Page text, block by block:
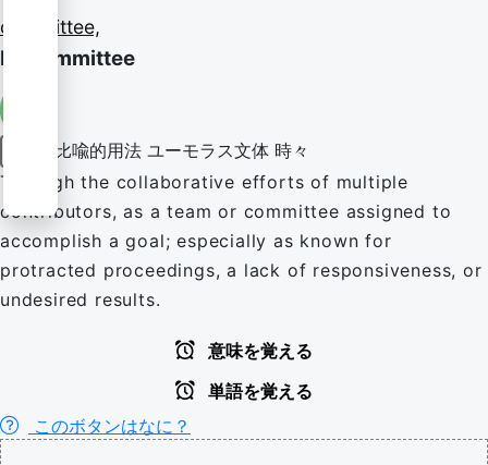
committee,
by committee
比喩的用法 ユーモラス文体 時々
Through the collaborative efforts of multiple
contributors, as a team or committee assigned to
accomplish a goal; especially as known for
protracted proceedings, a lack of responsiveness, or
undesired results.
意味を覚える
単語を覚える
このボタンはなに？